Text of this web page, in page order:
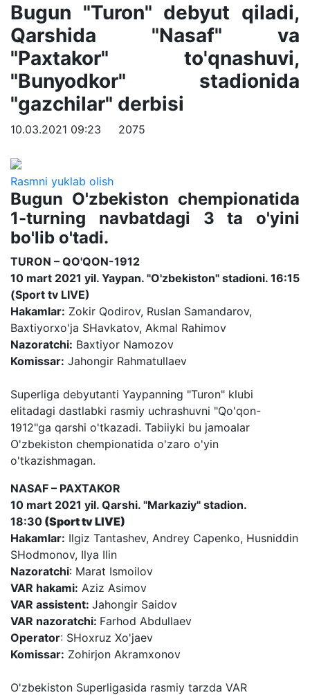
Bugun "Turon" debyut qiladi,
Qarshida "Nasaf" va
"Paxtakor" to'qnashuvi,
"Bunyodkor" stadionida
"gazchilar" derbisi
10.03.2021 09:23 2075
Rasmni yuklab olish
Bugun O'zbekiston chempionatida
1-turning navbatdagi 3 ta o'yini
bo'lib o'tadi.
TURON – QO'QON-1912
10 mart 2021 yil. Yaypan. "O'zbekiston" stadioni. 16:15
(Sport tv LIVE)
Hakamlar: Zokir Qodirov, Ruslan Samandarov,
Baxtiyorxo'ja SHavkatov, Akmal Rahimov
Nazoratchi: Baxtiyor Namozov
Komissar: Jahongir Rahmatullaev
Superliga debyutanti Yaypanning "Turon" klubi
elitadagi dastlabki rasmiy uchrashuvni "Qo'qon-
1912"ga qarshi o'tkazadi. Tabiiyki bu jamoalar
O'zbekiston chempionatida o'zaro o'yin
o'tkazishmagan.
NASAF – PAXTAKOR
10 mart 2021 yil. Qarshi. "Markaziy" stadion.
18:30 (Sport tv LIVE)
Hakamlar: Ilgiz Tantashev, Andrey Capenko, Husniddin
SHodmonov, Ilya Ilin
Nazoratchi: Marat Ismoilov
VAR hakami: Aziz Asimov
VAR assistent: Jahongir Saidov
VAR nazoratchi: Farhod Abdullaev
Operator: SHoxruz Xo'jaev
Komissar: Zohirjon Akramxonov
O'zbekiston Superligasida rasmiy tarzda VAR